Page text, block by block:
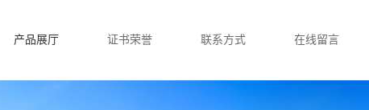
产品展厅 证书荣誉 联系方式 在线留言